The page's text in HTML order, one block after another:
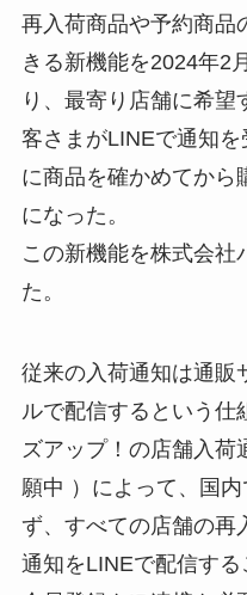
再入荷商品や予約商品
きる新機能を2024年2
り、最寄り店舗に希
客さまがLINEで通知
に商品を確かめてから
になった。
この新機能を株式会社
た。
従来の入荷通知は通販
ルで配信するという仕
ズアップ！の店舗入
願中 ）によって、国
ず、すべての店舗の再
通知をLINEで配信する